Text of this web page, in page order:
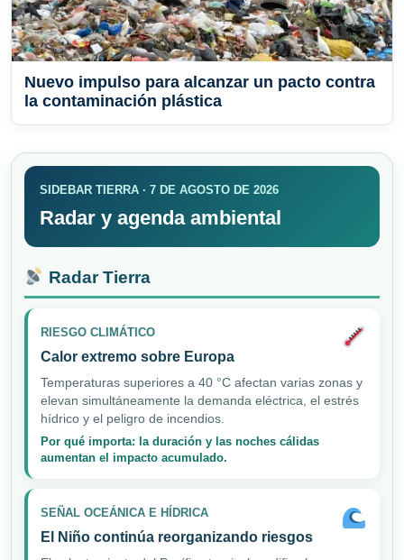
Nuevo impulso para alcanzar un pacto contra
la contaminación plástica
SIDEBAR TIERRA · 7 DE AGOSTO DE 2026
Radar y agenda ambiental
Radar Tierra
RIESGO CLIMÁTICO
Calor extremo sobre Europa
Temperaturas superiores a 40 °C afectan varias zonas y
elevan simultáneamente la demanda eléctrica, el estrés
hídrico y el peligro de incendios.
Por qué importa: la duración y las noches cálidas
aumentan el impacto acumulado.
SEÑAL OCEÁNICA E HÍDRICA
El Niño continúa reorganizando riesgos